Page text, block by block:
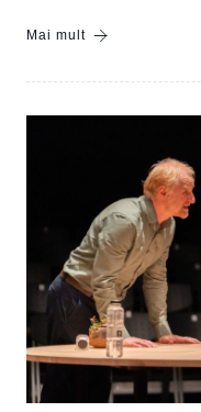
Mai mult